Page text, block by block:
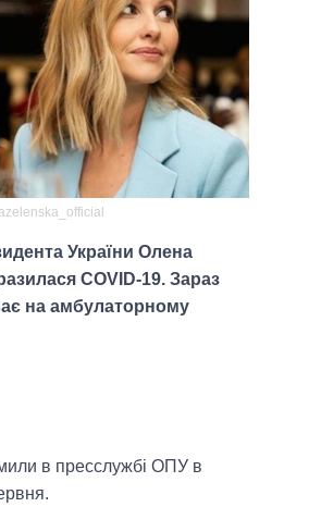
України Олена
COVID-19. Зараз
на амбулаторному
в пресслужбі ОПУ в